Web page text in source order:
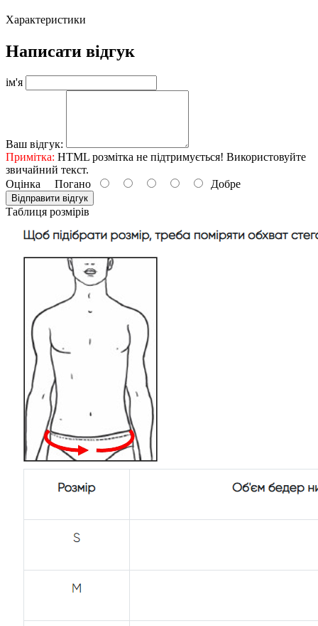
Характеристики
Написати відгук
ім'я
Ваш відгук:
Примітка: HTML розмітка не підтримується! Використовуйте
звичайний текст.
Оцінка Погано Добре
Відправити відгук
Таблиця розмірів